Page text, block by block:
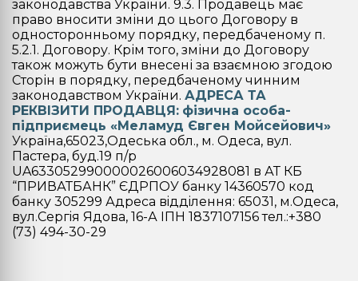
законодавства України. 9.3. Продавець має
право вносити зміни до цього Договору в
односторонньому порядку, передбаченому п.
5.2.1. Договору. Крім того, зміни до Договору
також можуть бути внесені за взаємною згодою
Сторін в порядку, передбаченому чинним
законодавством України. АДРЕСА ТА
РЕКВІЗИТИ ПРОДАВЦЯ: фізична особа-
підприємець «Меламуд Євген Мойсейович»
Україна,65023,Одеська обл., м. Одеса, вул.
Пастера, буд.19 п/р
UA633052990000026006034928081 в АТ КБ
“ПРИВАТБАНК” ЄДРПОУ банку 14360570 код
банку 305299 Адреса вiддiлення: 65031, м.Одеса,
вул.Сергiя Ядова, 16-А ІПН 1837107156 тел.:+380
(73) 494-30-29